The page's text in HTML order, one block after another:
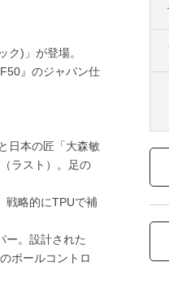
ク)」が登場。
』のジャパン仕
日本の匠「大森敏
ラスト）。足の
戦略的にTPUで補
ー。設計された
ボールコントロ